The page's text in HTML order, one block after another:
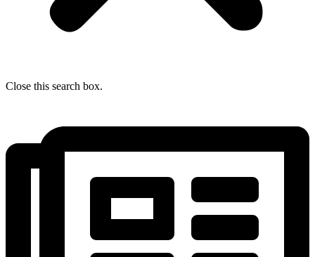
Close this search box.